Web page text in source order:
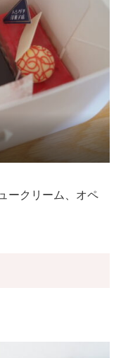
ークリーム、オペ